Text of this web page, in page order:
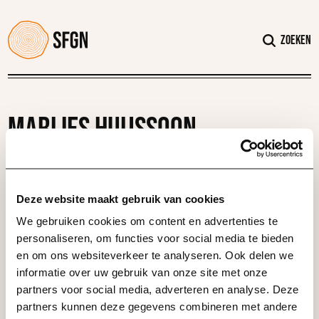
Deze website maakt gebruik van cookies
We gebruiken cookies om content en advertenties te
personaliseren, om functies voor social media te bieden
en om ons websiteverkeer te analyseren. Ook delen we
informatie over uw gebruik van onze site met onze
partners voor social media, adverteren en analyse. Deze
partners kunnen deze gegevens combineren met andere
Verder naar navigatie
Ga naar hoofdinhoud
Footer
Zoeken
Marlies Huijssoon